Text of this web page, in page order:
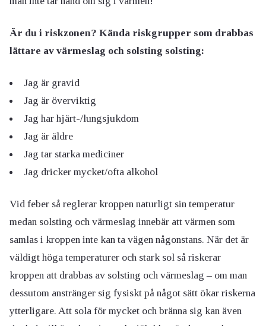
Är du i riskzonen? Kända riskgrupper som drabbas
lättare av värmeslag och solsting solsting:
Jag är gravid
Jag är överviktig
Jag har hjärt-/lungsjukdom
Jag är äldre
Jag tar starka mediciner
Jag dricker mycket/ofta alkohol
Vid feber så reglerar kroppen naturligt sin temperatur
medan solsting och värmeslag innebär att värmen som
samlas i kroppen inte kan ta vägen någonstans. När det är
väldigt höga temperaturer och stark sol så riskerar
kroppen att drabbas av solsting och värmeslag – om man
dessutom anstränger sig fysiskt på något sätt ökar riskerna
ytterligare. Att sola för mycket och bränna sig kan även